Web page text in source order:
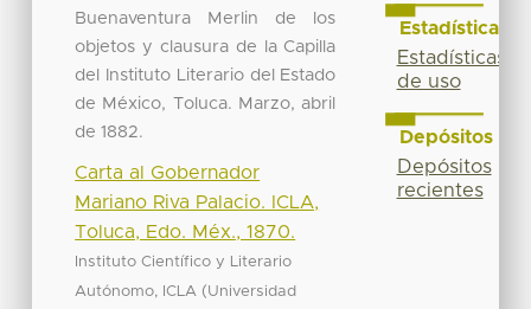
Buenaventura Merlin de los
objetos y clausura de la Capilla
del Instituto Literario del Estado
de México, Toluca. Marzo, abril
de 1882.
Carta al Gobernador
Mariano Riva Palacio. ICLA,
Toluca, Edo. Méx., 1870.
Instituto Científico y Literario
Autónomo, ICLA (Universidad
Estadísticas
Estadísticas
de uso
Depósitos
Depósitos
recientes